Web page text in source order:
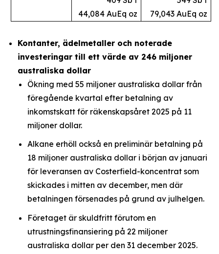
44,084 AuEq oz
79,043 AuEq oz
Kontanter, ädelmetaller och noterade
investeringar till ett värde av 246 miljoner
australiska dollar
Ökning med 55 miljoner australiska dollar från
föregående kvartal efter betalning av
inkomstskatt för räkenskapsåret 2025 på 11
miljoner dollar.
Alkane erhöll också en preliminär betalning på
18 miljoner australiska dollar i början av januari
för leveransen av Costerfield-koncentrat som
skickades i mitten av december, men där
betalningen försenades på grund av julhelgen.
Företaget är skuldfritt förutom en
utrustningsfinansiering på 22 miljoner
australiska dollar per den 31 december 2025.